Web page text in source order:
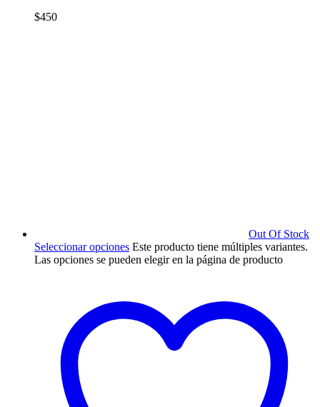
$450
Out Of Stock
Seleccionar opciones Este producto tiene múltiples variantes.
Las opciones se pueden elegir en la página de producto